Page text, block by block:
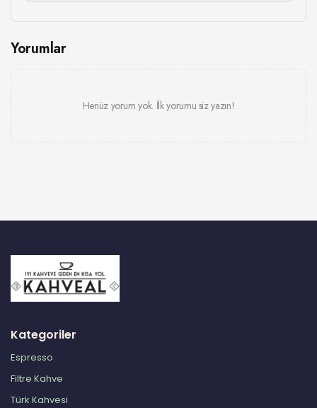
Yorumlar
Henüz yorum yok. İlk yorumu siz yazın!
Kategoriler
Espresso
Filtre Kahve
Türk Kahvesi